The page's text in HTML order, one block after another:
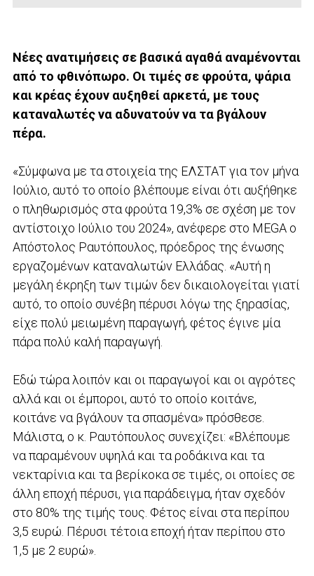
Νέες ανατιμήσεις σε βασικά αγαθά αναμένονται
από το φθινόπωρο. Οι τιμές σε φρούτα, ψάρια
και κρέας έχουν αυξηθεί αρκετά, με τους
καταναλωτές να αδυνατούν να τα βγάλουν
πέρα.
«Σύμφωνα με τα στοιχεία της ΕΛΣΤΑΤ για τον μήνα
Ιούλιο, αυτό το οποίο βλέπουμε είναι ότι αυξήθηκε
ο πληθωρισμός στα φρούτα 19,3% σε σχέση με τον
αντίστοιχο Ιούλιο του 2024», ανέφερε στο MEGA ο
Απόστολος Ραυτόπουλος, πρόεδρος της ένωσης
εργαζομένων καταναλωτών Ελλάδας. «Αυτή η
μεγάλη έκρηξη των τιμών δεν δικαιολογείται γιατί
αυτό, το οποίο συνέβη πέρυσι λόγω της ξηρασίας,
είχε πολύ μειωμένη παραγωγή, φέτος έγινε μία
πάρα πολύ καλή παραγωγή.
Εδώ τώρα λοιπόν και οι παραγωγοί και οι αγρότες
αλλά και οι έμποροι, αυτό το οποίο κοιτάνε,
κοιτάνε να βγάλουν τα σπασμένα» πρόσθεσε.
Μάλιστα, ο κ. Ραυτόπουλος συνεχίζει: «Βλέπουμε
να παραμένουν υψηλά και τα ροδάκινα και τα
νεκταρίνια και τα βερίκοκα σε τιμές, οι οποίες σε
άλλη εποχή πέρυσι, για παράδειγμα, ήταν σχεδόν
στο 80% της τιμής τους. Φέτος είναι στα περίπου
3,5 ευρώ. Πέρυσι τέτοια εποχή ήταν περίπου στο
1,5 με 2 ευρώ».